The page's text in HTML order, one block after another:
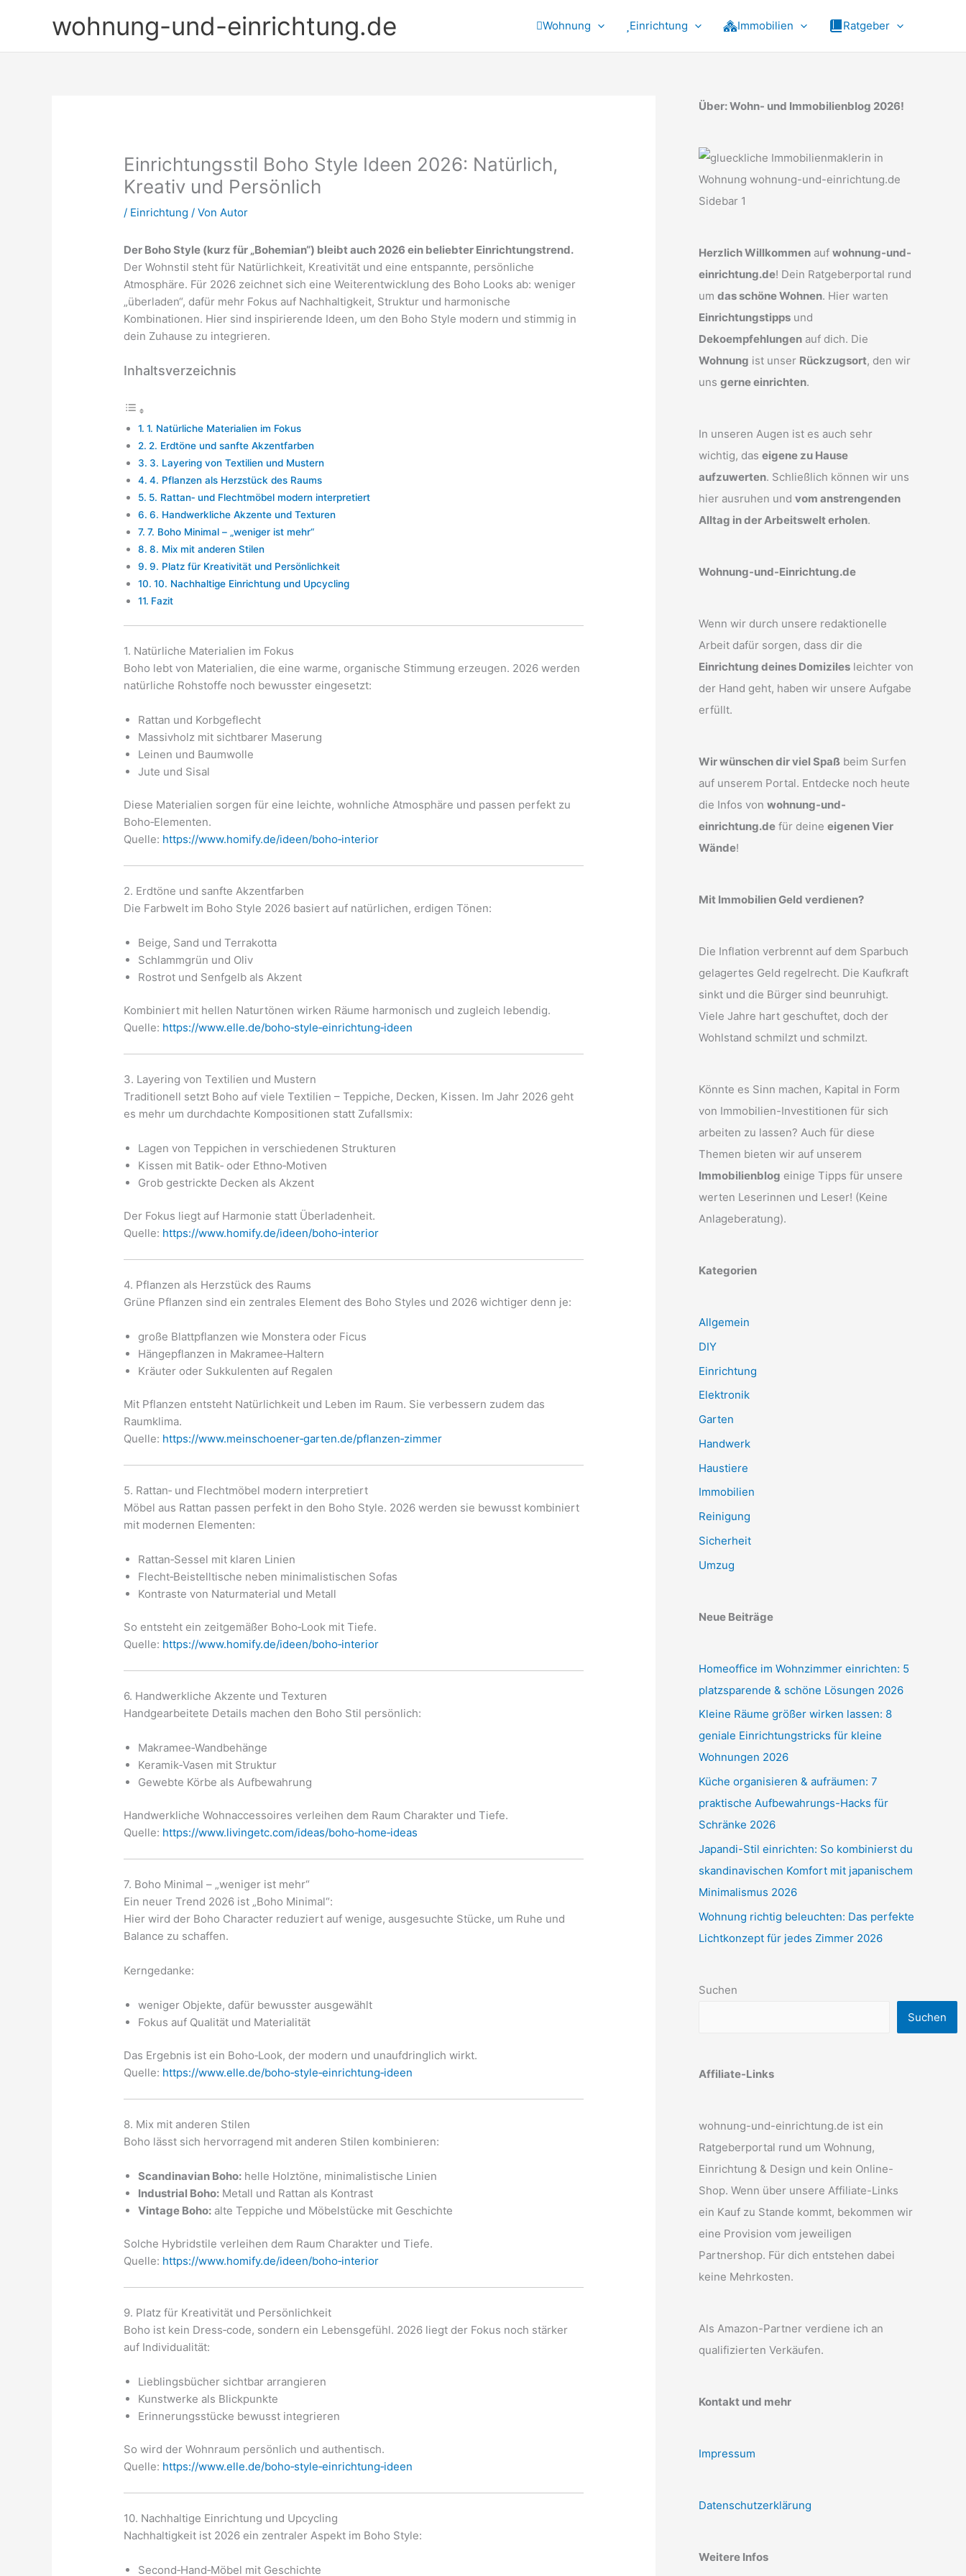
wohnung-und-einrichtung.de Wohnung Einrichtung Immobilien Ratgeber
Einrichtungsstil Boho Style Ideen 2026: Natürlich,
Kreativ und Persönlich
/ Einrichtung / VonAutor
Der Boho Style (kurz für „Bohemian“) bleibt auch 2026 ein beliebter Einrichtungstrend.
Der Wohnstil steht für Natürlichkeit, Kreativität und eine entspannte, persönliche
Atmosphäre. Für 2026 zeichnet sich eine Weiterentwicklung des Boho Looks ab: weniger
„überladen“, dafür mehr Fokus auf Nachhaltigkeit, Struktur und harmonische
Kombinationen. Hier sind inspirierende Ideen, um den Boho Style modern und stimmig in
dein Zuhause zu integrieren.
Inhaltsverzeichnis
1. Natürliche Materialien im Fokus
2. Erdtöne und sanfte Akzentfarben
3. Layering von Textilien und Mustern
4. Pflanzen als Herzstück des Raums
5. Rattan‑ und Flechtmöbel modern interpretiert
6. Handwerkliche Akzente und Texturen
7. Boho Minimal – „weniger ist mehr“
8. Mix mit anderen Stilen
9. Platz für Kreativität und Persönlichkeit
10. Nachhaltige Einrichtung und Upcycling
Fazit
1. Natürliche Materialien im Fokus
Boho lebt von Materialien, die eine warme, organische Stimmung erzeugen. 2026 werden
natürliche Rohstoffe noch bewusster eingesetzt:
Rattan und Korbgeflecht
Massivholz mit sichtbarer Maserung
Leinen und Baumwolle
Jute und Sisal
Diese Materialien sorgen für eine leichte, wohnliche Atmosphäre und passen perfekt zu
Boho‑Elementen.
Quelle: https://www.homify.de/ideen/boho‑interior
2. Erdtöne und sanfte Akzentfarben
Die Farbwelt im Boho Style 2026 basiert auf natürlichen, erdigen Tönen:
Beige, Sand und Terrakotta
Schlammgrün und Oliv
Rostrot und Senfgelb als Akzent
Kombiniert mit hellen Naturtönen wirken Räume harmonisch und zugleich lebendig.
Quelle: https://www.elle.de/boho‑style‑einrichtung‑ideen
3. Layering von Textilien und Mustern
Traditionell setzt Boho auf viele Textilien – Teppiche, Decken, Kissen. Im Jahr 2026 geht
es mehr um durchdachte Kompositionen statt Zufallsmix:
Lagen von Teppichen in verschiedenen Strukturen
Kissen mit Batik‑ oder Ethno‑Motiven
Grob gestrickte Decken als Akzent
Der Fokus liegt auf Harmonie statt Überladenheit.
Quelle: https://www.homify.de/ideen/boho‑interior
4. Pflanzen als Herzstück des Raums
Grüne Pflanzen sind ein zentrales Element des Boho Styles und 2026 wichtiger denn je:
große Blattpflanzen wie Monstera oder Ficus
Hängepflanzen in Makramee‑Haltern
Kräuter oder Sukkulenten auf Regalen
Mit Pflanzen entsteht Natürlichkeit und Leben im Raum. Sie verbessern zudem das
Raumklima.
Quelle: https://www.mein­schoener‑garten.de/pflanzen‑zimmer
5. Rattan‑ und Flechtmöbel modern interpretiert
Möbel aus Rattan passen perfekt in den Boho Style. 2026 werden sie bewusst kombiniert
mit modernen Elementen:
Rattan‑Sessel mit klaren Linien
Flecht‑Beistelltische neben minimalistischen Sofas
Kontraste von Naturmaterial und Metall
So entsteht ein zeitgemäßer Boho‑Look mit Tiefe.
Quelle: https://www.homify.de/ideen/boho‑interior
6. Handwerkliche Akzente und Texturen
Handgearbeitete Details machen den Boho Stil persönlich:
Makramee‑Wandbehänge
Keramik‑Vasen mit Struktur
Gewebte Körbe als Aufbewahrung
Handwerkliche Wohnaccessoires verleihen dem Raum Charakter und Tiefe.
Quelle: https://www.livingetc.com/ideas/boho‑home‑ideas
7. Boho Minimal – „weniger ist mehr“
Ein neuer Trend 2026 ist „Boho Minimal“:
Hier wird der Boho Character reduziert auf wenige, ausgesuchte Stücke, um Ruhe und
Balance zu schaffen.
Kerngedanke:
weniger Objekte, dafür bewusster ausgewählt
Fokus auf Qualität und Materialität
Das Ergebnis ist ein Boho‑Look, der modern und unaufdringlich wirkt.
Quelle: https://www.elle.de/boho‑style‑einrichtung‑ideen
8. Mix mit anderen Stilen
Boho lässt sich hervorragend mit anderen Stilen kombinieren:
Scandinavian Boho: helle Holztöne, minimalistische Linien
Industrial Boho: Metall und Rattan als Kontrast
Vintage Boho: alte Teppiche und Möbelstücke mit Geschichte
Solche Hybridstile verleihen dem Raum Charakter und Tiefe.
Quelle: https://www.homify.de/ideen/boho‑interior
9. Platz für Kreativität und Persönlichkeit
Boho ist kein Dress‑code, sondern ein Lebensgefühl. 2026 liegt der Fokus noch stärker
auf Individualität:
Lieblingsbücher sichtbar arrangieren
Kunstwerke als Blickpunkte
Erinnerungsstücke bewusst integrieren
So wird der Wohnraum persönlich und authentisch.
Quelle: https://www.elle.de/boho‑style‑einrichtung‑ideen
10. Nachhaltige Einrichtung und Upcycling
Nachhaltigkeit ist 2026 ein zentraler Aspekt im Boho Style:
Second‑Hand‑Möbel mit Geschichte
Über: Wohn- und Immobilienblog 2026!
Herzlich Willkommen auf wohnung-und-
einrichtung.de! Dein Ratgeberportal rund
um das schöne Wohnen. Hier warten
Einrichtungstipps und
Dekoempfehlungen auf dich. Die
Wohnung ist unser Rückzugsort, den wir
uns gerne einrichten.
In unseren Augen ist es auch sehr
wichtig, das eigene zu Hause
aufzuwerten. Schließlich können wir uns
hier ausruhen und vom anstrengenden
Alltag in der Arbeitswelt erholen.
Wohnung-und-Einrichtung.de
Wenn wir durch unsere redaktionelle
Arbeit dafür sorgen, dass dir die
Einrichtung deines Domiziles leichter von
der Hand geht, haben wir unsere Aufgabe
erfüllt.
Wir wünschen dir viel Spaß beim Surfen
auf unserem Portal. Entdecke noch heute
die Infos von wohnung-und-
einrichtung.de für deine eigenen Vier
Wände!
Mit Immobilien Geld verdienen?
Die Inflation verbrennt auf dem Sparbuch
gelagertes Geld regelrecht. Die Kaufkraft
sinkt und die Bürger sind beunruhigt.
Viele Jahre hart geschuftet, doch der
Wohlstand schmilzt und schmilzt.
Könnte es Sinn machen, Kapital in Form
von Immobilien-Investitionen für sich
arbeiten zu lassen? Auch für diese
Themen bieten wir auf unserem
Immobilienblog einige Tipps für unsere
werten Leserinnen und Leser! (Keine
Anlageberatung).
Kategorien
Allgemein
DIY
Einrichtung
Elektronik
Garten
Handwerk
Haustiere
Immobilien
Reinigung
Sicherheit
Umzug
Neue Beiträge
Homeoffice im Wohnzimmer einrichten: 5
platzsparende & schöne Lösungen 2026
Kleine Räume größer wirken lassen: 8
geniale Einrichtungstricks für kleine
Wohnungen 2026
Küche organisieren & aufräumen: 7
praktische Aufbewahrungs-Hacks für
Schränke 2026
Japandi-Stil einrichten: So kombinierst du
skandinavischen Komfort mit japanischem
Minimalismus 2026
Wohnung richtig beleuchten: Das perfekte
Lichtkonzept für jedes Zimmer 2026
Suchen
Suchen
Affiliate-Links
wohnung-und-einrichtung.de ist ein
Ratgeberportal rund um Wohnung,
Einrichtung & Design und kein Online-
Shop. Wenn über unsere Affiliate-Links
ein Kauf zu Stande kommt, bekommen wir
eine Provision vom jeweiligen
Partnershop. Für dich entstehen dabei
keine Mehrkosten.
Als Amazon-Partner verdiene ich an
qualifizierten Verkäufen.
Kontakt und mehr
Impressum
Datenschutzerklärung
Weitere Infos